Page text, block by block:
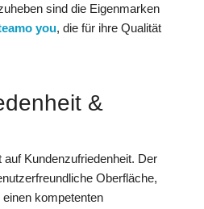
sind die Eigenmarken
you, die für ihre Qualität
&
Kundenzufriedenheit. Der
Oberfläche,
kompetenten